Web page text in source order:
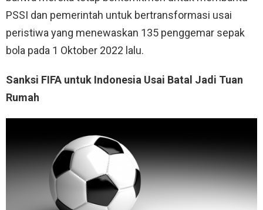
PSSI dan pemerintah untuk bertransformasi usai
peristiwa yang menewaskan 135 penggemar sepak
bola pada 1 Oktober 2022 lalu.
Sanksi FIFA untuk Indonesia Usai Batal Jadi Tuan
Rumah